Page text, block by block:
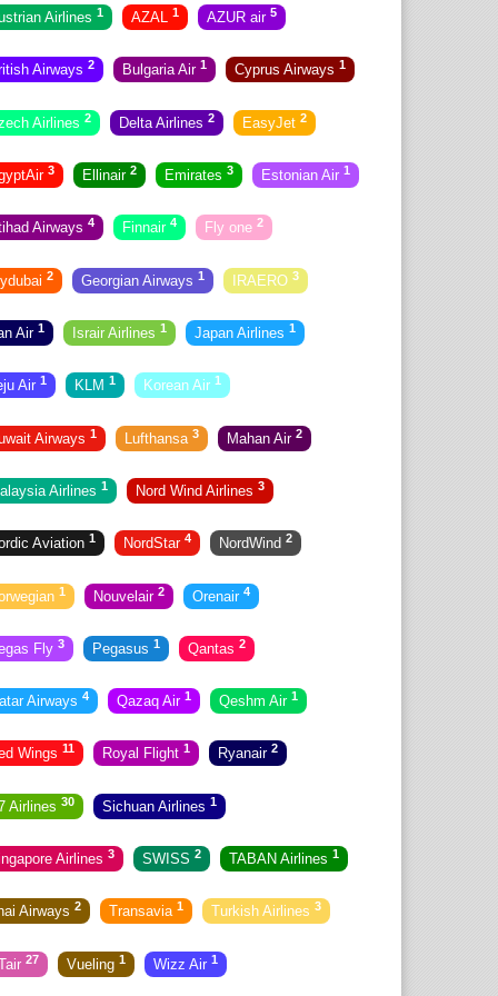
Airlines 1 AZAL 1 AZUR air 5
Airways 2 Bulgaria Air 1 Cyprus Airways 1
Airlines 2 Delta Airlines 2 EasyJet 2
3 Ellinair 2 Emirates 3 Estonian Air 1
Airways 4 Finnair 4 Fly one 2
2 Georgian Airways 1 IRAERO 3
Air 1 Israir Airlines 1 Japan Airlines 1
Air 1 KLM 1 Korean Air 1
Airways 1 Lufthansa 3 Mahan Air 2
Airlines 1 Nord Wind Airlines 3
Aviation 1 NordStar 4 NordWind 2
1 Nouvelair 2 Orenair 4
Fly 3 Pegasus 1 Qantas 2
Airways 4 Qazaq Air 1 Qeshm Air 1
Wings 11 Royal Flight 1 Ryanair 2
Airlines 30 Sichuan Airlines 1
Airlines 3 SWISS 2 TABAN Airlines 1
Airways 2 Transavia 1 Turkish Airlines 3
27 Vueling 1 Wizz Air 1